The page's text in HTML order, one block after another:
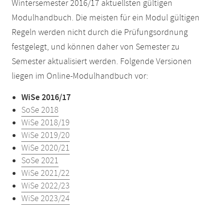
Wintersemester 2016/17 aktuellsten gültigen
Modulhandbuch. Die meisten für ein Modul gültigen
Regeln werden nicht durch die Prüfungsordnung
festgelegt, und können daher von Semester zu
Semester aktualisiert werden. Folgende Versionen
liegen im Online-Modulhandbuch vor:
WiSe 2016/17
SoSe 2018
WiSe 2018/19
WiSe 2019/20
WiSe 2020/21
SoSe 2021
WiSe 2021/22
WiSe 2022/23
WiSe 2023/24